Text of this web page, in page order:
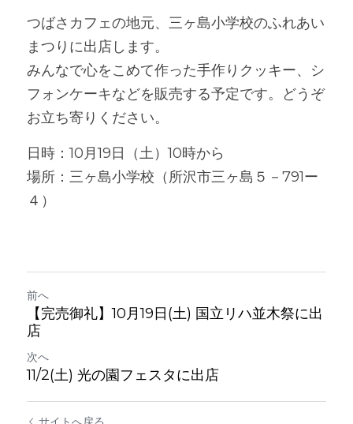
つばさカフェの地元、三ヶ島小学校のふれあい
まつりに出店します。
みんなで心をこめて作った手作りクッキー、シ
フォンケーキなどを販売する予定です。どうぞ
お立ち寄りください。
日時：10月19日（土）10時から
場所：三ヶ島小学校（所沢市三ヶ島５－791ー
４）
前へ
【完売御礼】10月19日(土) 国立リハ並木祭に出
店
次へ
11/2(土) 光の園フェスタに出店